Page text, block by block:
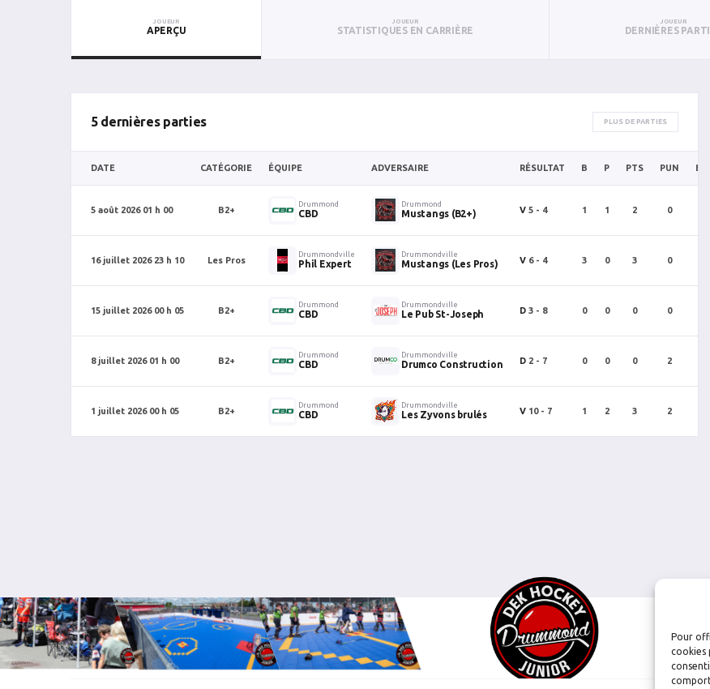
Pour
cookies
JOUEUR
APERÇU
JOUEUR
STATISTIQUES EN CARRIÈRE
JOUEUR
DERNIÈRES
5 dernières parties PLUS DE PARTIES
DATE CATÉGORIE ÉQUIPE ADVERSAIRE RÉSULTAT B P PTS PUN BAN
5 août 2026 01 h 00 B2+
Drummond
CBD
Drummond
Mustangs (B2+) V 5 - 4 1 1 2 0
16 juillet 2026 23 h 10 Les Pros
Drummondville
Phil Expert
Drummondville
Mustangs (Les Pros) V 6 - 4 3 0 3 0
15 juillet 2026 00 h 05 B2+
Drummond
CBD
Drummondville
Le Pub St-Joseph D 3 - 8 0 0 0 0
8 juillet 2026 01 h 00 B2+
Drummond
CBD
Drummondville
Drumco Construction D 2 - 7 0 0 0 2
1 juillet 2026 00 h 05 B2+
Drummond
CBD
Drummondville
Les Zyvons brulés V 10 - 7 1 2 3 2